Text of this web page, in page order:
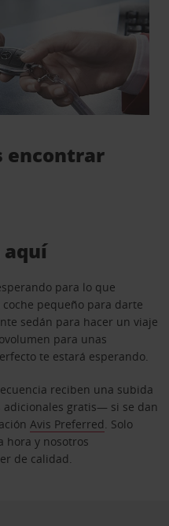
encontrar
aquí
para lo que
pequeño para darte
sedán para hacer un viaje
para unas
te estará esperando.
reciben una subida
gratis— si se dan
Avis Preferred. Solo
hora y nosotros
de calidad.